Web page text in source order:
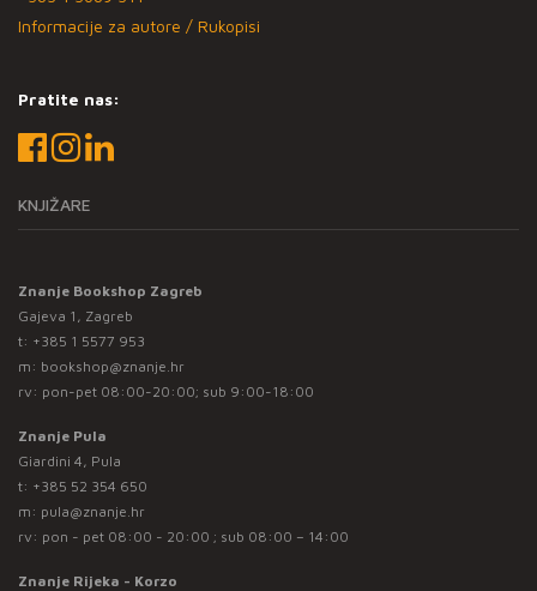
Informacije za autore / Rukopisi
Pratite nas:
KNJIŽARE
Znanje Bookshop Zagreb
Gajeva 1, Zagreb
t: +385 1 5577 953
m: bookshop@znanje.hr
rv: pon-pet 08:00-20:00; sub 9:00-18:00
Znanje Pula
Giardini 4, Pula
t: +385 52 354 650
m: pula@znanje.hr
rv: pon - pet 08:00 - 20:00 ; sub 08:00 – 14:00
Znanje Rijeka - Korzo